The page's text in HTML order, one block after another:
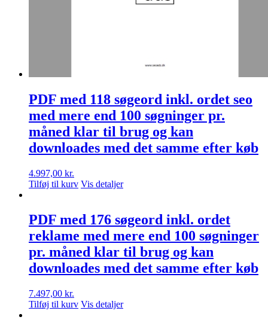
PDF med 118 søgeord inkl. ordet seo
med mere end 100 søgninger pr.
måned klar til brug og kan
downloades med det samme efter køb
4.997,00 kr.
Tilføj til kurv Vis detaljer
PDF med 176 søgeord inkl. ordet
reklame med mere end 100 søgninger
pr. måned klar til brug og kan
downloades med det samme efter køb
7.497,00 kr.
Tilføj til kurv Vis detaljer